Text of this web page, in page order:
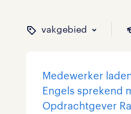
vakgebied
binnen
op welk
hoeveel
welk soort
Medewerker
Engels sprekend
Opdrachtgever